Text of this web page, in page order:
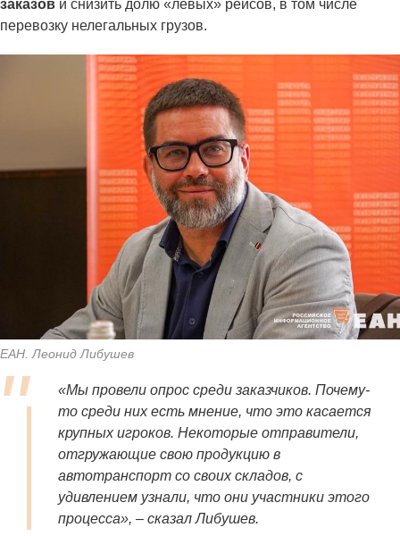
заказов и снизить долю «левых» рейсов, в том числе
перевозку нелегальных грузов.
ЕАН. Леонид Либушев
«Мы провели опрос среди заказчиков. Почему-
то среди них есть мнение, что это касается
крупных игроков. Некоторые отправители,
отгружающие свою продукцию в
автотранспорт со своих складов, с
удивлением узнали, что они участники этого
процесса», – сказал Либушев.